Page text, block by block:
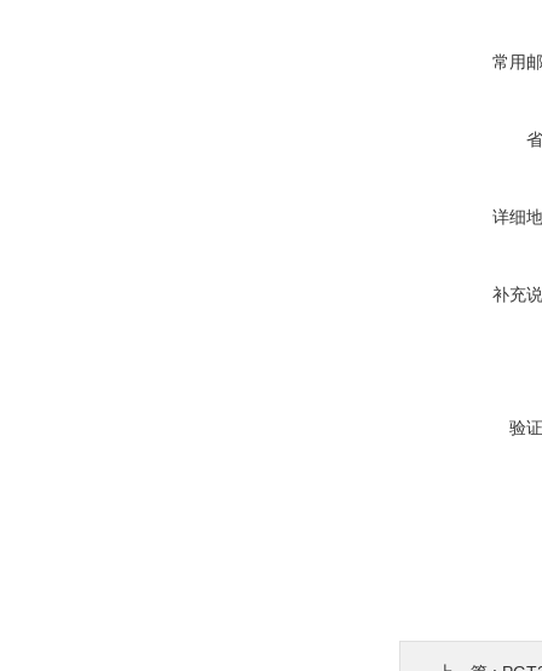
常用
详细
补充
验